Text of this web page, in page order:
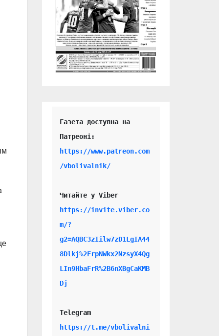
Газета доступна на
https://www.patreon.com
/vbolivalnik/
Читайте у Viber
https://invite.viber.co
m/?
g2=AQBC3zIilw7zD1LgIA44
8Dlkj%2FrpNWkx2NzsyX4Qg
LIn9HbaFrR%2B6nXBgCaKMB
Dj
Telegram
https://t.me/vbolivalni